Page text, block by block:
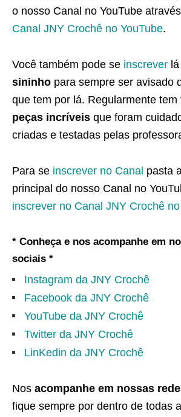
o nosso Canal no YouTube
Canal JNY Crochê no YouTube.
Você também pode se inscrever
sininho para sempre ser avisado
que tem por lá. Regularmente tem
peças incríveis que foram
criadas e testadas pelas
Para se inscrever no Canal pasta
principal do nosso Canal no
inscrever no Canal JNY Crochê
* Conheça e nos acompanhe em
sociais *
Instagram da JNY Crochê
Facebook da JNY Crochê
YouTube da JNY Crochê
Twitter da JNY Crochê
LinKedin da JNY Crochê
Nos acompanhe em nossas
fique sempre por dentro de todas